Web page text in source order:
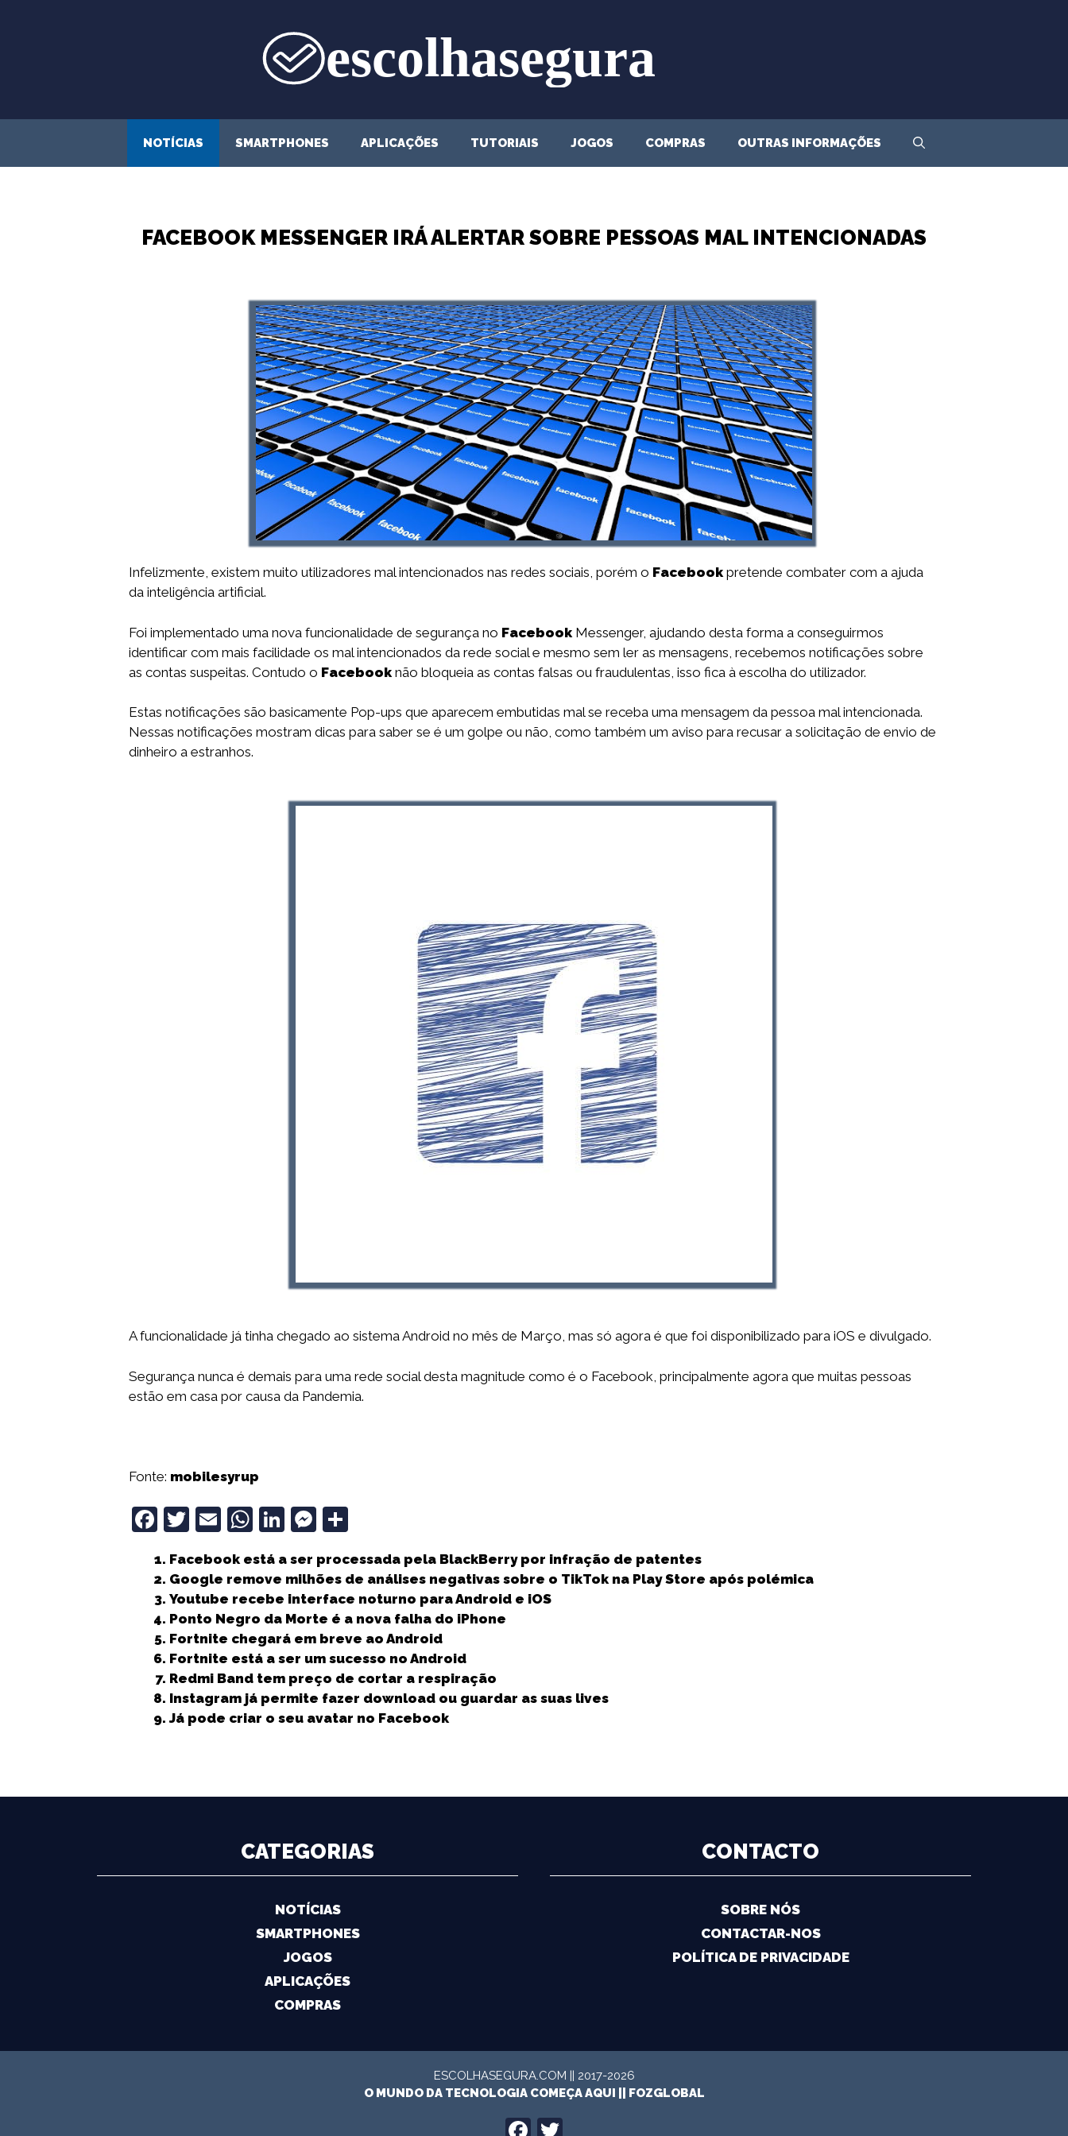
NOTÍCIAS SMARTPHONES APLICAÇÕES TUTORIAIS JOGOS COMPRAS OUTRAS INFORMAÇÕES
FACEBOOK MESSENGER IRÁ ALERTAR SOBRE PESSOAS MAL INTENCIONADAS
Infelizmente, existem muito utilizadores mal intencionados nas redes sociais, porém o Facebookpretende combater com a ajuda
da inteligência artificial.
Foi implementado uma nova funcionalidade de segurança no Facebook Messenger, ajudando desta forma a conseguirmos
identificar com mais facilidade os mal intencionados da rede social e mesmo sem ler as mensagens, recebemos notificações sobre
as contas suspeitas. Contudo o Facebook não bloqueia as contas falsas ou fraudulentas, isso fica à escolha do utilizador.
Estas notificações são basicamente Pop-ups que aparecem embutidas mal se receba uma mensagem da pessoa mal intencionada.
Nessas notificações mostram dicas para saber se é um golpe ou não, como também um aviso para recusar a solicitação de envio de
dinheiro a estranhos.
A funcionalidade já tinha chegado ao sistema Android no mês de Março, mas só agora é que foi disponibilizado para iOS e divulgado.
Segurança nunca é demais para uma rede social desta magnitude como é o Facebook, principalmente agora que muitas pessoas
estão em casa por causa da Pandemia.
Fonte: mobilesyrup
F
c
e
b
o
o
k
T
it
t
e
r
E
ai
l
W
a
ts
A
p
p
Li
k
e
dI
n
M
ss
e
n
g
e
r
a
r
e
Facebook está a ser processada pela BlackBerry por infração de patentes
Google remove milhões de análises negativas sobre o TikTok na Play Store após polémica
Youtube recebe interface noturno para Android e iOS
Ponto Negro da Morte é a nova falha do iPhone
Fortnite chegará em breve ao Android
Fortnite está a ser um sucesso no Android
Redmi Band tem preço de cortar a respiração
Instagram já permite fazer download ou guardar as suas lives
Já pode criar o seu avatar no Facebook
CATEGORIAS
NOTÍCIAS
SMARTPHONES
JOGOS
APLICAÇÕES
COMPRAS
CONTACTO
SOBRE NÓS
CONTACTAR-NOS
POLÍTICA DE PRIVACIDADE
ESCOLHASEGURA.COM || 2017-2026
O MUNDO DA TECNOLOGIA COMEÇA AQUI || FOZGLOBAL
FACEBOOK